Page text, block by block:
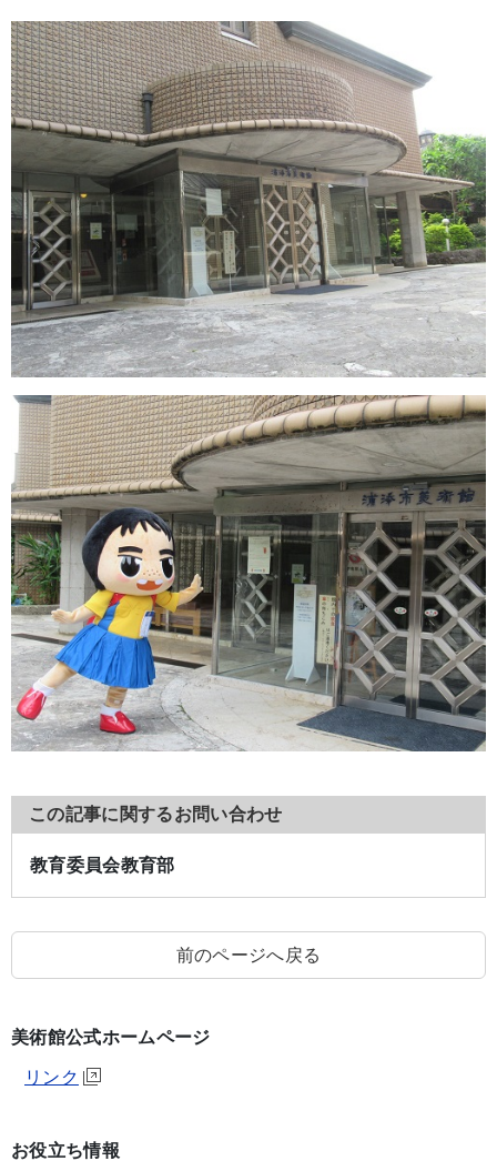
この記事に関するお問い合わせ
教育委員会教育部
前のページへ戻る
美術館公式ホームページ
リンク
お役立ち情報